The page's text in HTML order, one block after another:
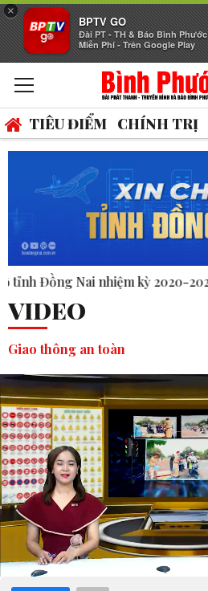
×
BPTV GO
Đài PT - TH & Báo Bình Phước
Miễn Phí - Trên Google Play
TIÊU ĐIỂM CHÍNH TRỊ
VIDEO
Giao thông an toàn
Mute